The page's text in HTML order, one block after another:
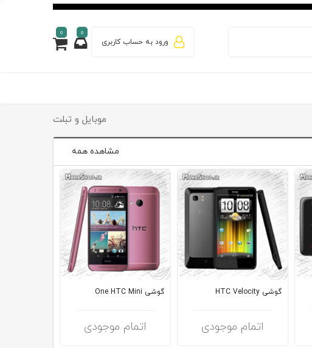
ورود به حساب کاربری
0
0
موبایل و تبلت
مشاهده همه
گوشی HTC Velocity
اتمام موجودی
گوشی One HTC Mini
اتمام موجودی